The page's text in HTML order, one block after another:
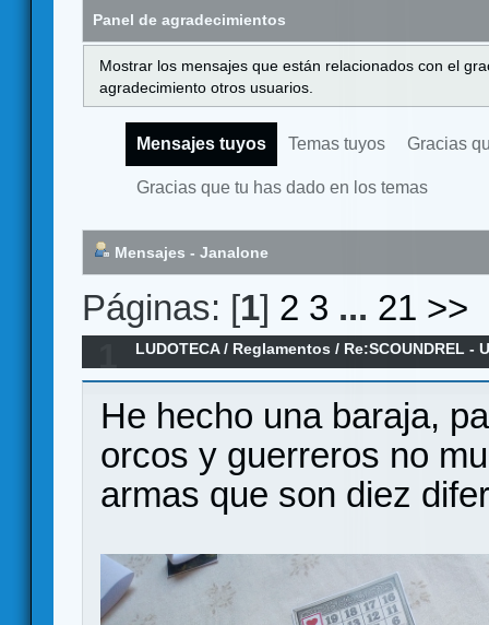
Panel de agradecimientos
Mostrar los mensajes que están relacionados con el
agradecimiento otros usuarios.
Mensajes tuyos Temas tuyos Gracias
Gracias que tu has dado en los temas
Mensajes - Janalone
Páginas: [1] 2 3 ... 21 >>
LUDOTECA/ Reglamentos / Re:SCOUNDREL -
rogue-like - Reglamento en español
He hecho una baraja,
orcos y guerreros no
armas que son diez